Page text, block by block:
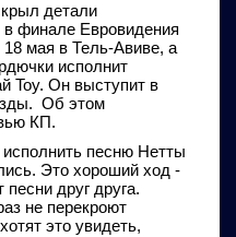
детали
в финале Евровидения
мая в Тель-Авиве, а
исполнит
Toy. Он выступит в
Об этом
КП.
песню Нетты
Это хороший ход -
песни друг друга.
не перекроют
это увидеть,